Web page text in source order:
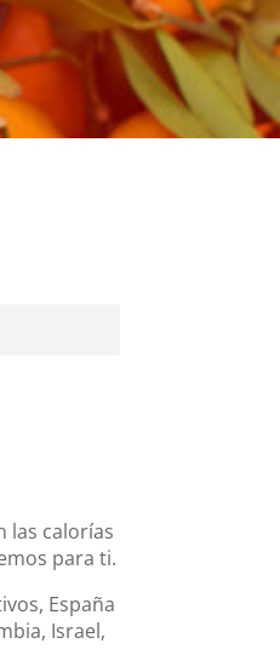
las calorías
para ti.
España
Israel,